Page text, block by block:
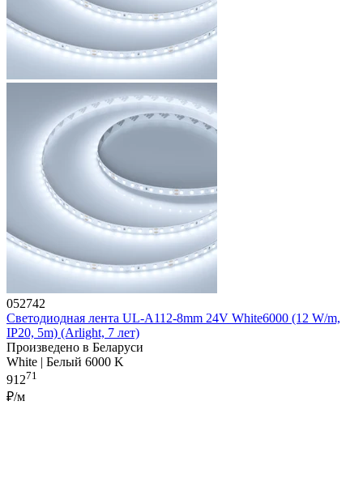
052742
Светодиодная лента UL-A112-8mm 24V White6000 (12 W/m,
IP20, 5m) (Arlight, 7 лет)
Произведено в Беларуси
White | Белый 6000 K
91271
₽/м